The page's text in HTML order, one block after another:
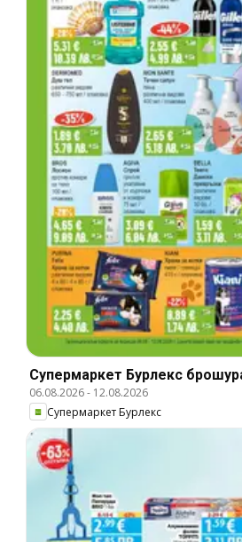
Супермаркет Бурлекс
06.08.2026- 12.08.2026
Супермаркет Бурлекс